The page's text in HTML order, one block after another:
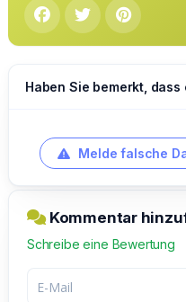
Haben Sie bemerkt,
Melde falsche
Kommentar
Schreibe eine Bewertung